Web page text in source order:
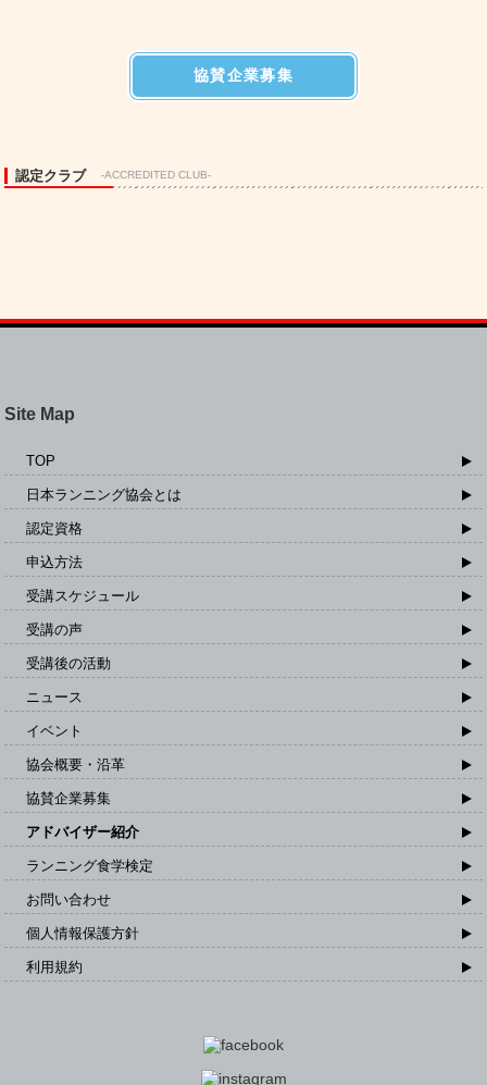
協賛企業募集
認定クラブ -ACCREDITED CLUB-
Site Map
TOP
日本ランニング協会とは
認定資格
申込方法
受講スケジュール
受講の声
受講後の活動
ニュース
イベント
協会概要・沿革
協賛企業募集
アドバイザー紹介
ランニング食学検定
お問い合わせ
個人情報保護方針
利用規約